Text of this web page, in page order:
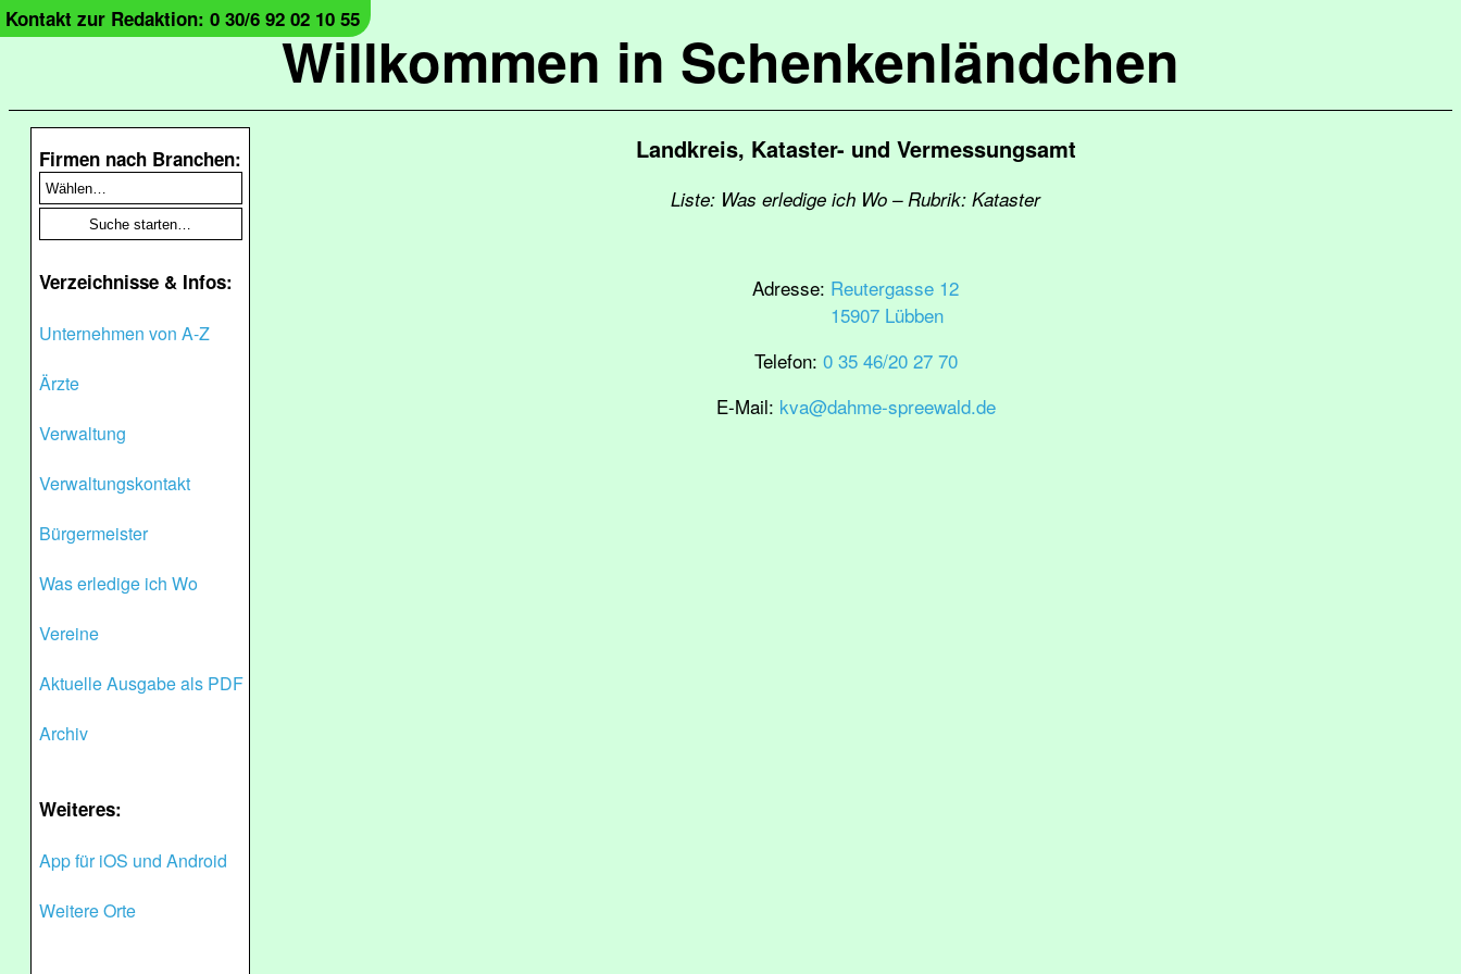
Willkommen in Schenkenländchen
Kontakt zur Redaktion: 0 30/6 92 02 10 55
Firmen nach Branchen:
Verzeichnisse & Infos:
Unternehmen von A-Z
Ärzte
Verwaltung
Verwaltungskontakt
Bürgermeister
Was erledige ich Wo
Vereine
Aktuelle Ausgabe als PDF
Archiv
Weiteres:
App für iOS und Android
Weitere Orte
Landkreis, Kataster- und Vermessungsamt
Liste: Was erledige ich Wo – Rubrik: Kataster
Adresse: Reutergasse 12
15907 Lübben
Telefon: 0 35 46/20 27 70
E-Mail: kva@dahme-spreewald.de